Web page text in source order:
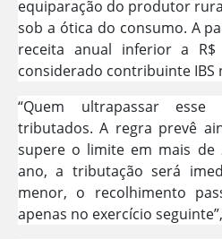
equiparação do produtor
sob a ótica do consumo. A
receita anual inferior a
considerado contribuinte IBS
“Quem ultrapassar
tributados. A regra prevê
supere o limite em mais de
ano, a tributação será
menor, o recolhimento
apenas no exercício